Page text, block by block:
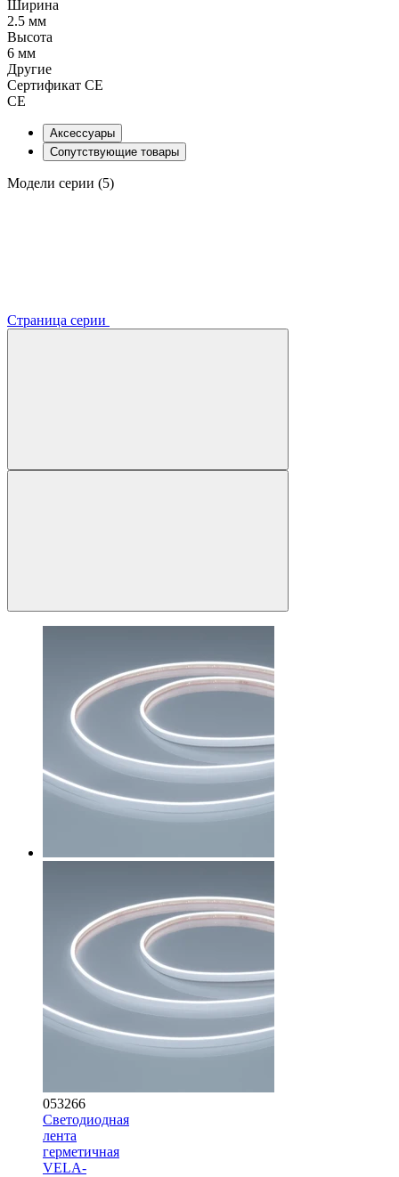
Ширина
2.5 мм
Высота
6 мм
Другие
Сертификат CE
CE
Аксессуары
Сопутствующие товары
Модели серии (5)
Страница серии
053266
Светодиодная
лента
герметичная
VELA-